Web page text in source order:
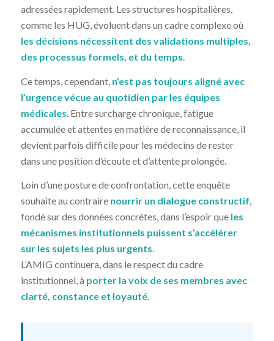
adressées rapidement. Les structures hospitalières,
comme les HUG, évoluent dans un cadre complexe où
les décisions nécessitent des validations multiples,
des processus formels, et du temps.
Ce temps, cependant, n’est pas toujours aligné avec
l’urgence vécue au quotidien par les équipes
médicales . Entre surcharge chronique, fatigue
accumulée et attentes en matière de reconnaissance, il
devient parfois difficile pour les médecins de rester
dans une position d’écoute et d’attente prolongée.
Loin d’une posture de confrontation, cette enquête
souhaite au contraire nourrir un dialogue constructif,
fondé sur des données concrètes, dans l’espoir que les
mécanismes institutionnels puissent s’accélérer
sur les sujets les plus urgents.
L’AMIG continuera, dans le respect du cadre
institutionnel, à porter la voix de ses membres avec
clarté, constance et loyauté.